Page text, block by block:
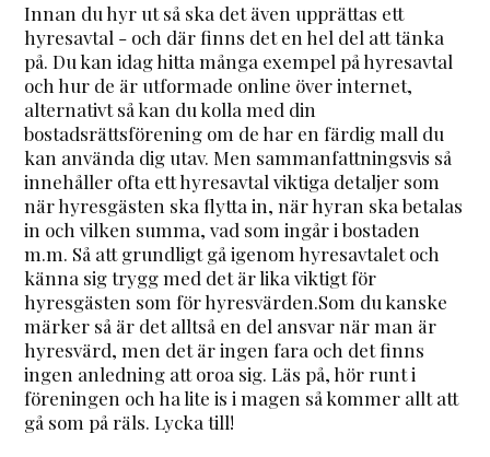
Innan du hyr ut så ska det även upprättas ett
hyresavtal - och där finns det en hel del att tänka
på. Du kan idag hitta många exempel på hyresavtal
och hur de är utformade online över internet,
alternativt så kan du kolla med din
bostadsrättsförening om de har en färdig mall du
kan använda dig utav. Men sammanfattningsvis så
innehåller ofta ett hyresavtal viktiga detaljer som
när hyresgästen ska flytta in, när hyran ska betalas
in och vilken summa, vad som ingår i bostaden
m.m. Så att grundligt gå igenom hyresavtalet och
känna sig trygg med det är lika viktigt för
hyresgästen som för hyresvärden.Som du kanske
märker så är det alltså en del ansvar när man är
hyresvärd, men det är ingen fara och det finns
ingen anledning att oroa sig. Läs på, hör runt i
föreningen och ha lite is i magen så kommer allt att
gå som på räls. Lycka till!